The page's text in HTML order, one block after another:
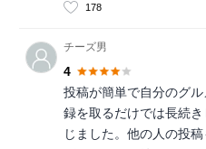
178
チーズ男
4
投稿が簡単で自分のグ
録を取るだけでは長続
じました。他の人の投